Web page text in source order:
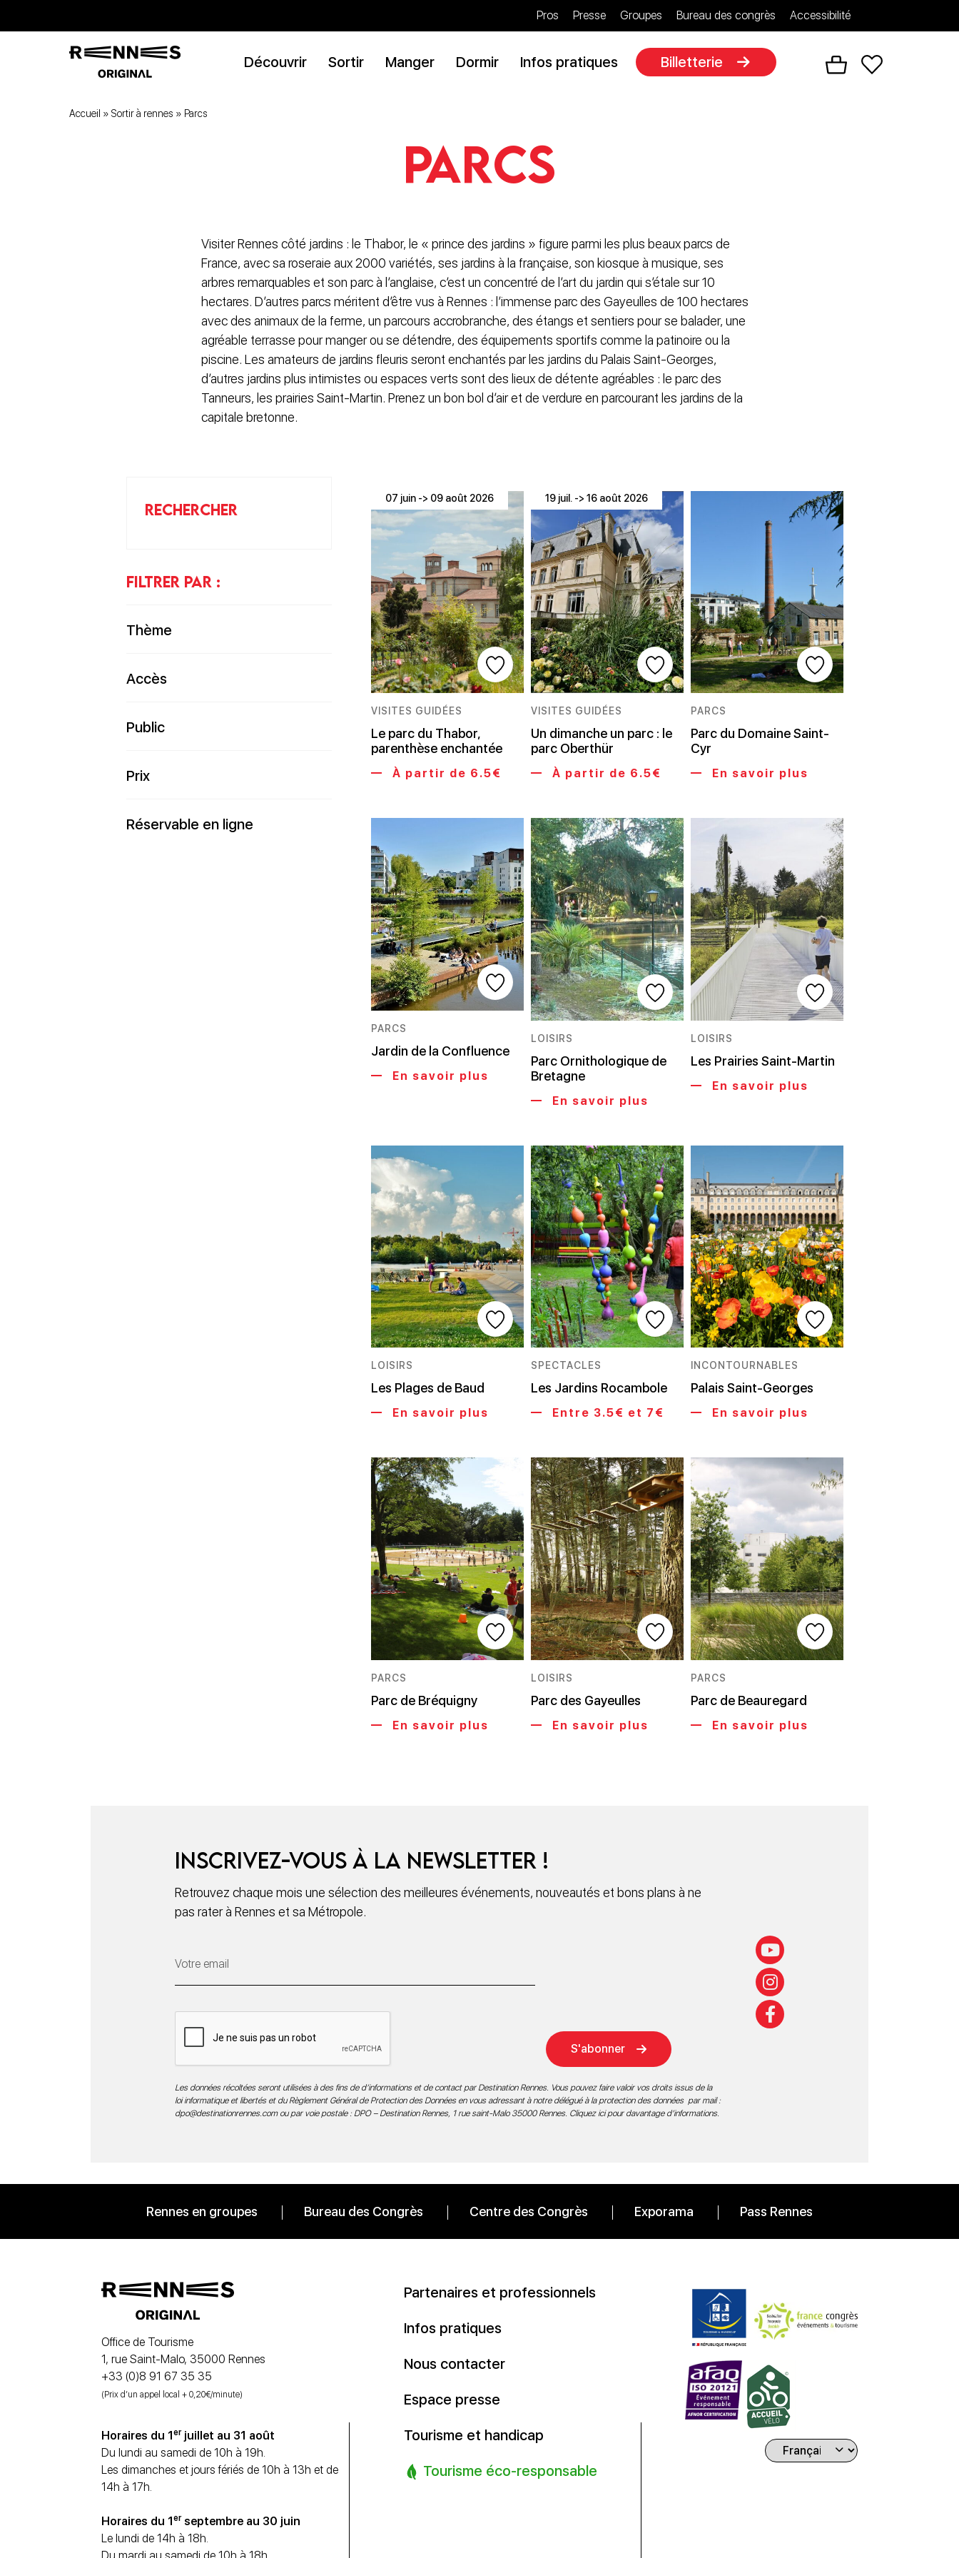
Pros Presse Groupes Bureau des congrès Accessibilité
Découvrir Sortir Manger Dormir Infos pratiques Billetterie
Accueil » Sortir à rennes » Parcs
Parcs
Visiter Rennes côté jardins : le Thabor, le « prince des jardins » figure parmi les plus beaux parcs de
France, avec sa roseraie aux 2000 variétés, ses jardins à la française, son kiosque à musique, ses
arbres remarquables et son parc à l’anglaise, c’est un concentré de l’art du jardin qui s’étale sur 10
hectares. D’autres parcs méritent d’être vus à Rennes : l’immense parc des Gayeulles de 100 hectares
avec des animaux de la ferme, un parcours accrobranche, des étangs et sentiers pour se balader, une
agréable terrasse pour manger ou se détendre, des équipements sportifs comme la patinoire ou la
piscine. Les amateurs de jardins fleuris seront enchantés par les jardins du Palais Saint-Georges,
d’autres jardins plus intimistes ou espaces verts sont des lieux de détente agréables : le parc des
Tanneurs, les prairies Saint-Martin. Prenez un bon bol d’air et de verdure en parcourant les jardins de la
capitale bretonne.
RECHERCHER
FILTRER PAR :
Thème
Accès
Public
Prix
Réservable en ligne
07 juin -> 09 août 2026
VISITES GUIDÉES
Le parc du Thabor,
parenthèse enchantée
À partir de 6.5€
19 juil. -> 16 août 2026
VISITES GUIDÉES
Un dimanche un parc : le
parc Oberthür
À partir de 6.5€
PARCS
Parc du Domaine Saint-
Cyr
En savoir plus
PARCS
Jardin de la Confluence
En savoir plus
LOISIRS
Parc Ornithologique de
Bretagne
En savoir plus
LOISIRS
Les Prairies Saint-Martin
En savoir plus
LOISIRS
Les Plages de Baud
En savoir plus
SPECTACLES
Les Jardins Rocambole
Entre 3.5€ et 7€
INCONTOURNABLES
Palais Saint-Georges
En savoir plus
PARCS
Parc de Bréquigny
En savoir plus
LOISIRS
Parc des Gayeulles
En savoir plus
PARCS
Parc de Beauregard
En savoir plus
Inscrivez-vous à la newsletter !
Retrouvez chaque mois une sélection des meilleures événements, nouveautés et bons plans à ne
pas rater à Rennes et sa Métropole.
S'abonner
Les données récoltées seront utilisées à des fins de d’informations et de contact par Destination Rennes. Vous pouvez faire valoir vos droits issus de la
loi informatique et libertés et du Règlement Général de Protection des Données en vous adressant à notre délégué à la protection des données par mail :
dpo@destinationrennes.comou par voie postale : DPO – Destination Rennes, 1 rue saint-Malo 35000 Rennes. Cliquez ici pour davantage d’informations.
Rennes en groupes Bureau des Congrès Centre des Congrès Exporama Pass Rennes
Office de Tourisme
1, rue Saint-Malo, 35000 Rennes
+33 (0)8 91 67 35 35
(Prix d’un appel local + 0,20€/minute)
Horaires du 1 er juillet au 31 août
Du lundi au samedi de 10h à 19h.
Les dimanches et jours fériés de 10h à 13h et de
14h à 17h.
Horaires du 1 er septembre au 30 juin
Le lundi de 14h à 18h.
Partenaires et professionnels
Infos pratiques
Nous contacter
Espace presse
Tourisme et handicap
Tourisme éco-responsable